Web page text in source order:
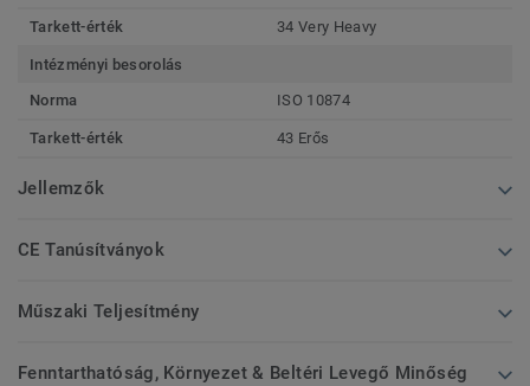
Tarkett-érték 34 Very Heavy
Intézményi besorolás
Norma
ISO 10874
Tarkett-érték 43 Erős
Jellemzők
CE Tanúsítványok
Műszaki Teljesítmény
Fenntarthatóság, Környezet & Beltéri Levegő Minőség